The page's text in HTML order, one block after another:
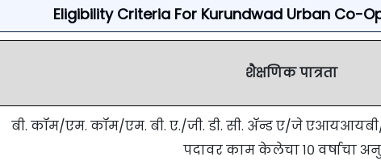
Eligibility Criteria For Kurundwad Urban Co-
शैक्षणिक पात्रता
बी. कॉम/एम. कॉम/एम. बी. ए./जी. डी. सी. ॲन्ड ए/जे
पदावर काम केलेचा १० वर्षाचा